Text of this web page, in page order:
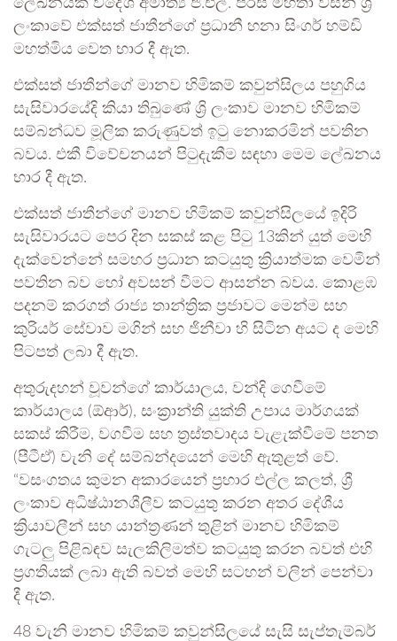
ලේඛනයක් විදේශ අමාත්‍ය ජී.එල්. පීරිස් මහතා විසින් ශ්‍රී
ලංකාවේ එක්සත් ජාතීන්ගේ ප්‍රධානී හනා සිංගර් හම්ඩි
මහත්මිය වෙත භාර දී ඇත.
එක්සත් ජාතීන්ගේ මානව හිමිකම් කවුන්සිලය පහුගිය
සැසිවාරයේදි කියා තිබුණේ ශ්‍රි ලංකාව මානව හිමිකම්
සම්බන්ධව මූලික කරුණුවත් ඉටු නොකරමින් පවතින
බවය. එකී විවේචනයන් පිටුදැකීම සඳහා මෙම ලේඛනය
භාර දී ඇත.
එක්සත් ජාතීන්ගේ මානව හිමිකම් කවුන්සිලයේ ඉදිරි
සැසිවාරයට පෙර දින සකස් කළ පිටු 13කින් යුත් මෙහි
දැක්වෙන්නේ සමහර ප්‍රධාන කටයුතු ක්‍රියාත්මක වෙමින්
පවතින බව හෝ අවසන් වීමට ආසන්න බවය. කොළඹ
පදනම් කරගත් රාජ්‍ය තාන්ත්‍රික ප්‍රජාවට මෙන්ම සහ
කුරියර් සේවාව මගින් සහ ජිනීවා හි සිටින අයට ද මෙහි
පිටපත් ලබා දී ඇත.
අතුරුදහන් වූවන්ගේ කාර්යාලය, වන්දි ගෙවීමේ
කාර්යාලය (ඕආර්), සංක්‍රාන්ති යුක්ති උපාය මාර්ගයක්
සකස් කිරීම, වගවීම සහ ත්‍රස්තවාදය වැළැක්වීමේ පනත
(පීටීඒ) වැනි දේ සම්බන්දයෙන් මෙහි ඇතුළත් වේ.
“වසංගතය කුමන අකාරයෙන් ප්‍රහාර එල්ල කලත්, ශ්‍රී
ලංකාව අධිෂ්ඨානශීලීව කටයුතු කරන අතර දේශීය
ක්‍රියාවලීන් සහ යාන්ත්‍රණන් තුළින් මානව හිමිකම්
ගැටලු පිළිබඳව සැලකිලිමත්ව කටයුතු කරන බවත් එහි
ප්‍රගතියක් ලබා ඇති බවත් මෙහි සටහන් වලින් පෙන්වා
දී ඇත.
48 වැනි මානව හිමිකම් කවුන්සිලයේ සැසි සැප්තැම්බර්